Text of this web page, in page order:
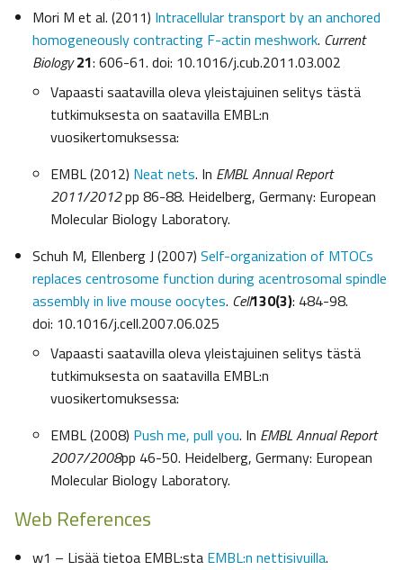
Mori M et al. (2011) Intracellular transport by an anchored
homogeneously contracting F-actin meshwork. Current
Biology 21: 606-61. doi: 10.1016/j.cub.2011.03.002
Vapaasti saatavilla oleva yleistajuinen selitys tästä
tutkimuksesta on saatavilla EMBL:n
vuosikertomuksessa:
EMBL (2012) Neat nets. In EMBL Annual Report
2011/2012pp 86-88. Heidelberg, Germany: European
Molecular Biology Laboratory.
Schuh M, Ellenberg J (2007) Self-organization of MTOCs
replaces centrosome function during acentrosomal spindle
assembly in live mouse oocytes. Cell130(3): 484-98.
doi: 10.1016/j.cell.2007.06.025
Vapaasti saatavilla oleva yleistajuinen selitys tästä
tutkimuksesta on saatavilla EMBL:n
vuosikertomuksessa:
EMBL (2008) Push me, pull you. In EMBL Annual Report
2007/2008pp 46-50. Heidelberg, Germany: European
Molecular Biology Laboratory.
Web References
w1 – Lisää tietoa EMBL:sta EMBL:n nettisivuilla.